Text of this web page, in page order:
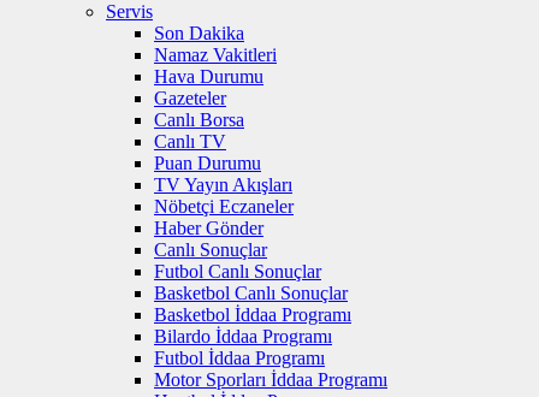
Servis
Son Dakika
Namaz Vakitleri
Hava Durumu
Gazeteler
Canlı Borsa
Canlı TV
Puan Durumu
TV Yayın Akışları
Nöbetçi Eczaneler
Haber Gönder
Canlı Sonuçlar
Futbol Canlı Sonuçlar
Basketbol Canlı Sonuçlar
Basketbol İddaa Programı
Bilardo İddaa Programı
Futbol İddaa Programı
Motor Sporları İddaa Programı